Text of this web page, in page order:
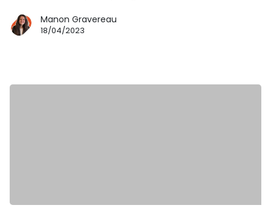
Manon Gravereau
18/04/2023